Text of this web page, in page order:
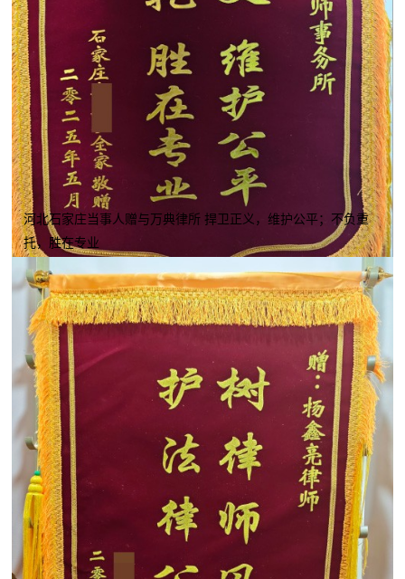
河北石家庄当事人赠与万典律所 捍卫正义，维护公平；不负重
托，胜在专业